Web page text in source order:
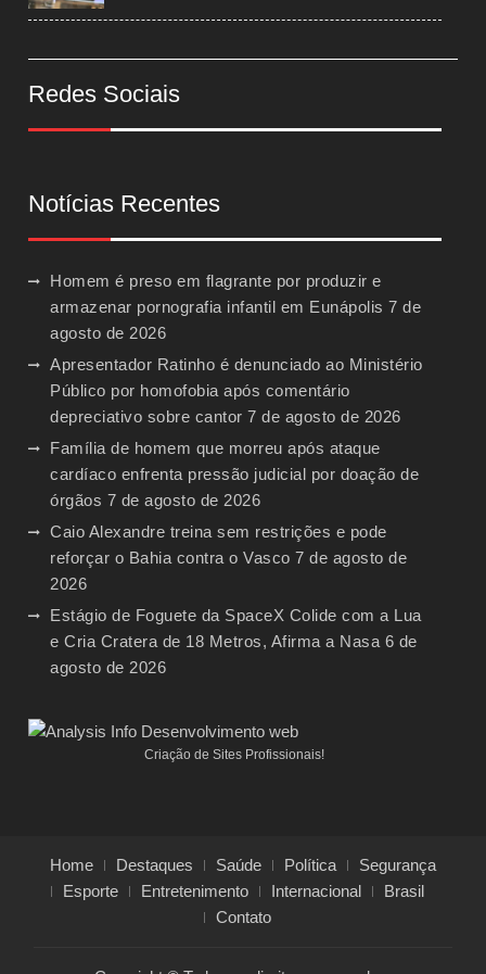
Redes Sociais
Notícias Recentes
Homem é preso em flagrante por produzir e
armazenar pornografia infantil em Eunápolis 7 de
agosto de 2026
Apresentador Ratinho é denunciado ao Ministério
Público por homofobia após comentário
depreciativo sobre cantor 7 de agosto de 2026
Família de homem que morreu após ataque
cardíaco enfrenta pressão judicial por doação de
órgãos 7 de agosto de 2026
Caio Alexandre treina sem restrições e pode
reforçar o Bahia contra o Vasco 7 de agosto de
2026
Estágio de Foguete da SpaceX Colide com a Lua
e Cria Cratera de 18 Metros, Afirma a Nasa 6 de
agosto de 2026
Criação de Sites Profissionais!
Home Destaques Saúde Política
Segurança
Esporte
Entretenimento Internacional
Brasil
Contato